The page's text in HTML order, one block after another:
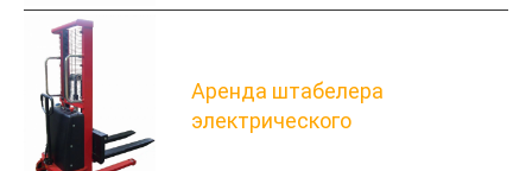
Аренда штабелера
электрического